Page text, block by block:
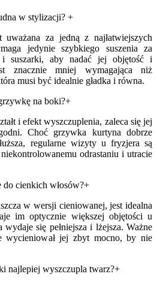
w stylizacji? +
za jedną z najłatwiejszych
jedynie szybkiego suszenia za
i suszarki, aby nadać jej objętość i
znacznie mniej wymagająca niż
musi być idealnie gładka i równa.
na boki?+
i efekt wyszczuplenia, zaleca się jej
Choć grzywka kurtyna dobrze
regularne wizyty u fryzjera są
odrastaniu i utracie
cienkich włosów?+
w wersji cieniowanej, jest idealna
im optycznie większej objętości u
się pełniejsza i lżejsza. Ważne
wycieniował jej zbyt mocno, by nie
najlepiej wyszczupla twarz?+